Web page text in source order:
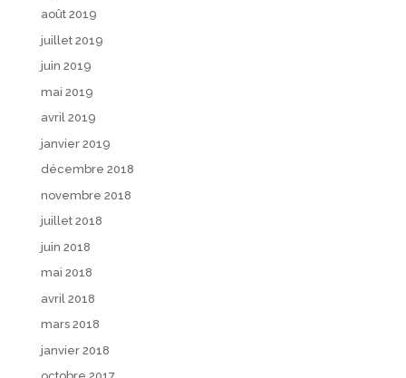
août 2019
juillet 2019
juin 2019
mai 2019
avril 2019
janvier 2019
décembre 2018
novembre 2018
juillet 2018
juin 2018
mai 2018
avril 2018
mars 2018
janvier 2018